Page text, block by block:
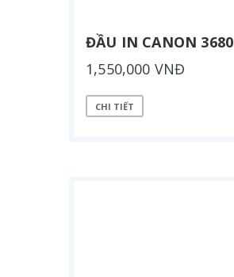
ĐẦU IN CANON 3680
1,550,000 VNĐ
CHI TIẾT